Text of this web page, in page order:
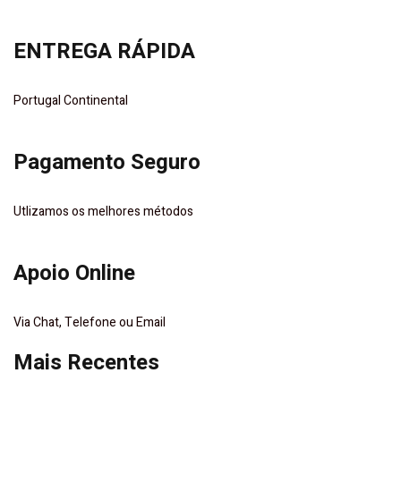
ENTREGA RÁPIDA
Portugal Continental
Pagamento Seguro
Utlizamos os melhores métodos
Apoio Online
Via Chat, Telefone ou Email
Mais Recentes